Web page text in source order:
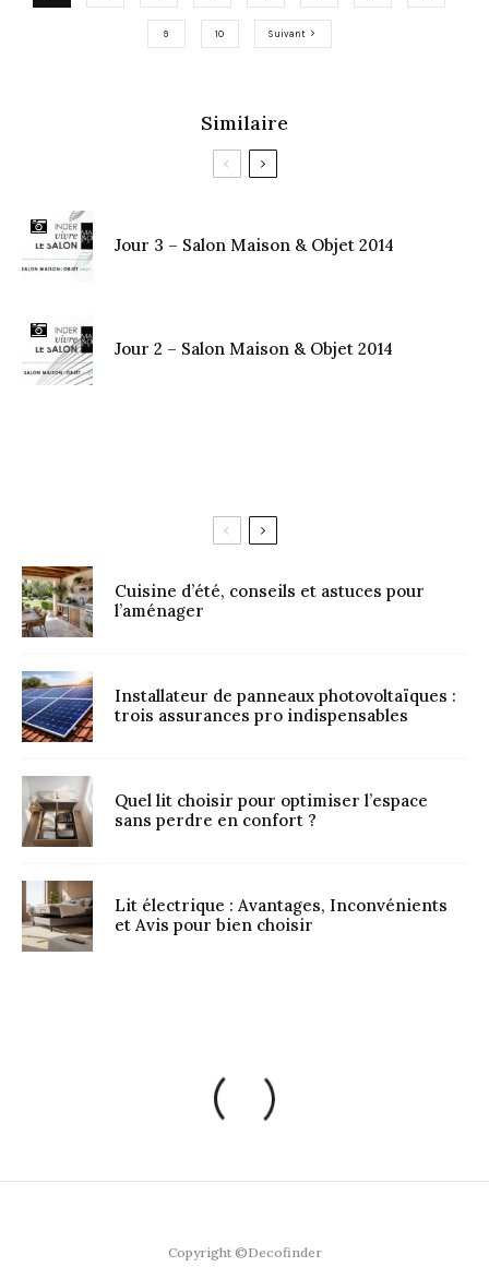
9 10 Suivant
Similaire
Jour 3 – Salon Maison & Objet 2014
Jour 2 – Salon Maison & Objet 2014
Cuisine d’été, conseils et astuces pour
l’aménager
Installateur de panneaux photovoltaïques :
trois assurances pro indispensables
Quel lit choisir pour optimiser l’espace
sans perdre en confort ?
Lit électrique : Avantages, Inconvénients
et Avis pour bien choisir
Copyright ©Decofinder